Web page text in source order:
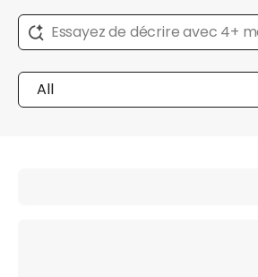
Essayez de décrire avec 4+
All